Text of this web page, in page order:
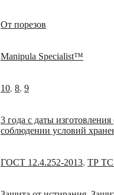
От порезов
Manipula Specialist™
10, 8, 9
3 года с даты изготовления
соблюдении условий
ГОСТ 12.4.252-2013, ТР ТС